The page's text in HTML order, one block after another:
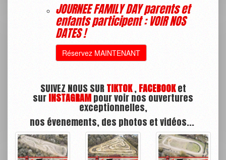
JOURNEE FAMILY DAY parents et
enfants participent : VOIR NOS
DATES !
Réservez MAINTENANT
SUIVEZ NOUS SURTIKTOK,FACEBOOKet
surINSTAGRAMpour voir nos ouvertures
exceptionnelles,
nos évenements, des photos et vidéos...